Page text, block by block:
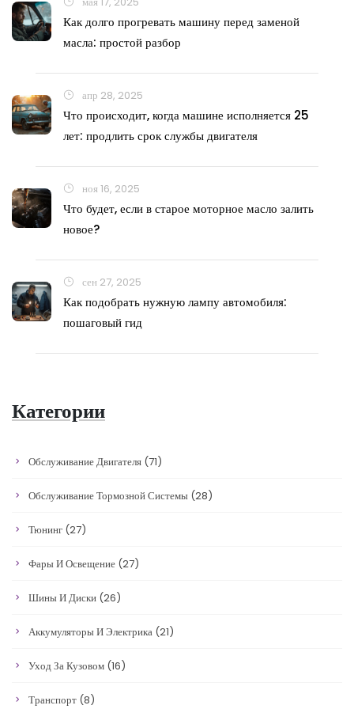
Как долго прогревать машину перед заменой
масла: простой разбор
апр 28, 2025
Что происходит, когда машине исполняется 25
лет: продлить срок службы двигателя
ноя 16, 2025
Что будет, если в старое моторное масло залить
новое?
сен 27, 2025
Как подобрать нужную лампу автомобиля:
пошаговый гид
Категории
Обслуживание Двигателя (71)
Обслуживание Тормозной Системы (28)
Тюнинг (27)
Фары И Освещение (27)
Шины И Диски (26)
Аккумуляторы И Электрика (21)
Уход За Кузовом (16)
Транспорт (8)